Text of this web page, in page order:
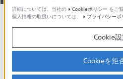
詳細については、当社の
Cookieポリシー をご
個人情報の取扱いについては、
プライバシーポ
Cookie
Cookieを拒